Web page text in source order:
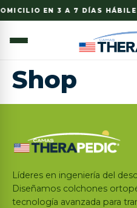
EN 3 A 7 DÍAS
Shop
Líderes en ingeniería del
Diseñamos colchones
tecnología avanzada para